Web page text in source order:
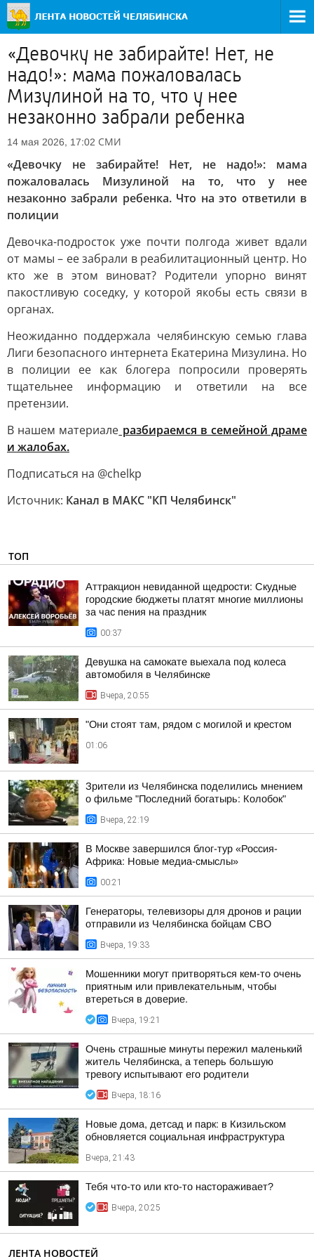
«Девочку не забирайте! Нет, не
надо!»: мама пожаловалась
Мизулиной на то, что у нее
незаконно забрали ребенка
14 мая 2026, 17:02 СМИ
«Девочку не забирайте! Нет, не надо!»: мама
пожаловалась Мизулиной на то, что у нее
незаконно забрали ребенка. Что на это ответили в
полиции
Девочка-подросток уже почти полгода живет вдали
от мамы – ее забрали в реабилитационный центр. Но
кто же в этом виноват? Родители упорно винят
пакостливую соседку, у которой якобы есть связи в
органах.
Неожиданно поддержала челябинскую семью глава
Лиги безопасного интернета Екатерина Мизулина. Но
в полиции ее как блогера попросили проверять
тщательнее информацию и ответили на все
претензии.
В нашем материале разбираемся в семейной драме
и жалобах.
Подписаться на @chelkp
Источник: Канал в МАКС "КП Челябинск"
ТОП
Аттракцион невиданной щедрости: Скудные
городские бюджеты платят многие миллионы
за час пения на праздник
00:37
Девушка на самокате выехала под колеса
автомобиля в Челябинске
Вчера, 20:55
"Они стоят там, рядом с могилой и крестом
01:06
Зрители из Челябинска поделились мнением
о фильме "Последний богатырь: Колобок"
Вчера, 22:19
В Москве завершился блог-тур «Россия-
Африка: Новые медиа-смыслы»
00:21
Генераторы, телевизоры для дронов и рации
отправили из Челябинска бойцам СВО
Вчера, 19:33
Мошенники могут притворяться кем-то очень
приятным или привлекательным, чтобы
втереться в доверие.
Вчера, 19:21
Очень страшные минуты пережил маленький
житель Челябинска, а теперь большую
тревогу испытывают его родители
Вчера, 18:16
Новые дома, детсад и парк: в Кизильском
обновляется социальная инфраструктура
Вчера, 21:43
Тебя что-то или кто-то настораживает?
Вчера, 20:25
ЛЕНТА НОВОСТЕЙ